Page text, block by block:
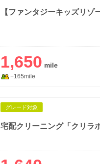
1,650
+165mile
グレード対象
宅配クリーニング「クリラボ